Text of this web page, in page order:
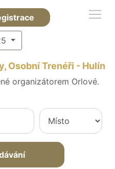
Osobní Trenéři - Hulín
organizátorem Orlové.